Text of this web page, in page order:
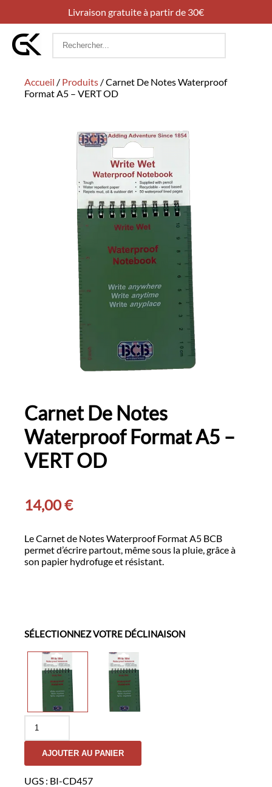
Livraison gratuite à partir de 30€
Rechercher
Accueil / Produits /Carnet De Notes Waterproof
Format A5 – VERT OD
Carnet De Notes
Waterproof Format A5 –
VERT OD
14,00€
Le Carnet de Notes Waterproof Format A5 BCB
permet d’écrire partout, même sous la pluie, grâce à
son papier hydrofuge et résistant.
SÉLECTIONNEZ VOTRE DÉCLINAISON
quantité
Carnet
Notes
Waterproof
AJOUTER AU PANIER
UGS : BI-CD457